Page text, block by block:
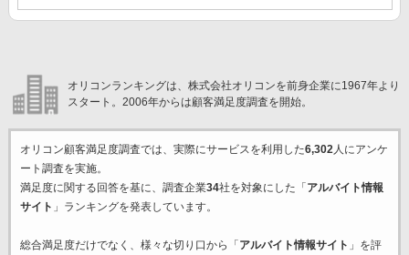
オリコンランキングは、株式会社オリコンを前身企業に1967年より
スタート。2006年からは顧客満足度調査を開始。
オリコン顧客満足度調査では、実際にサービスを利用した6,302人にアンケ
ート調査を実施。
満足度に関する回答を基に、調査企業34社を対象にした「 アルバイト情報
サイト 」ランキングを発表しています。
総合満足度だけでなく、様々な切り口から「 アルバイト情報サイト 」を評